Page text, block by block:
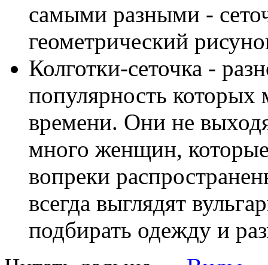
самыми разными -
геометрический
Колготки-сеточка -
популярность которых
времени. Они не
много женщин,
вопреки
всегда выглядят
подбирать одежду и